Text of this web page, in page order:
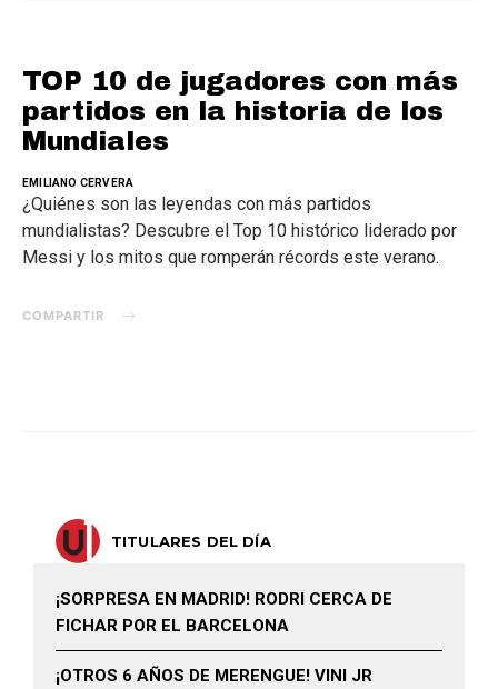
TOP 10 de jugadores con más
partidos en la historia de los
Mundiales
EMILIANO CERVERA
¿Quiénes son las leyendas con más partidos
mundialistas? Descubre el Top 10 histórico liderado por
Messi y los mitos que romperán récords este verano.
COMPARTIR
TITULARES DEL DÍA
¡SORPRESA EN MADRID! RODRI CERCA DE
FICHAR POR EL BARCELONA
¡OTROS 6 AÑOS DE MERENGUE! VINI JR